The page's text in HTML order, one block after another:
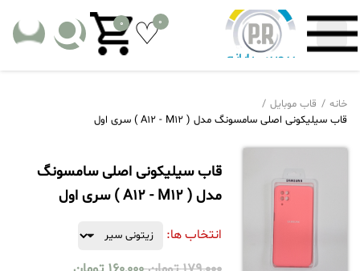
0
0
خانه
قاب موبایل
قاب سیلیکونی اصلی سامسونگ مدل ( A12 - M12 ) سری اول
قاب سیلیکونی اصلی سامسونگ
مدل ( A12 - M12 ) سری اول
انتخاب ها: